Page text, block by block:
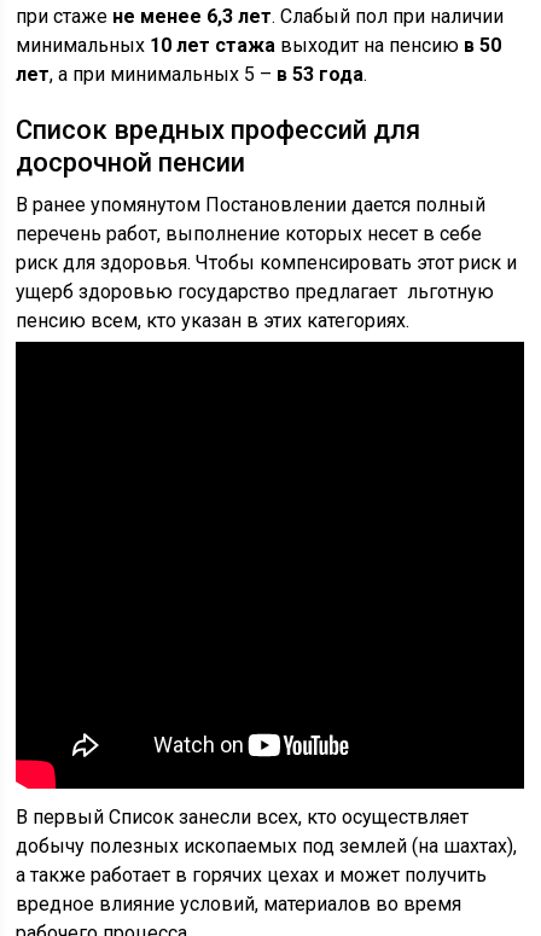
при стаже не менее 6,3 лет. Слабый пол при наличии
минимальных 10 лет стажа выходит на пенсию в 50
лет, а при минимальных 5 – в 53 года.
Список вредных профессий для
досрочной пенсии
В ранее упомянутом Постановлении дается полный
перечень работ, выполнение которых несет в себе
риск для здоровья. Чтобы компенсировать этот риск и
ущерб здоровью государство предлагает льготную
пенсию всем, кто указан в этих категориях.
В первый Список занесли всех, кто осуществляет
добычу полезных ископаемых под землей (на шахтах),
а также работает в горячих цехах и может получить
вредное влияние условий, материалов во время